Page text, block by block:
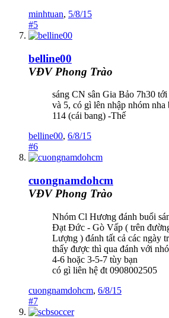
minhtuan, 5/8/15
#5
belline00
VĐV Phong Trào
sáng CN sân Gia Bảo 7h30
và 5, có gì lên nhập nhóm nha
114 (cái bang) -Thế
belline00, 6/8/15
#6
cuongnamdohcm
VĐV Phong Trào
Nhóm Cl Hương đánh buổi
Đạt Đức - Gò Vấp ( trên
Lượng ) đánh tất cả các ngày
thấy được thì qua đánh với
4-6 hoặc 3-5-7 tùy bạn
có gì liên hệ đt 0908002505
cuongnamdohcm, 6/8/15
#7